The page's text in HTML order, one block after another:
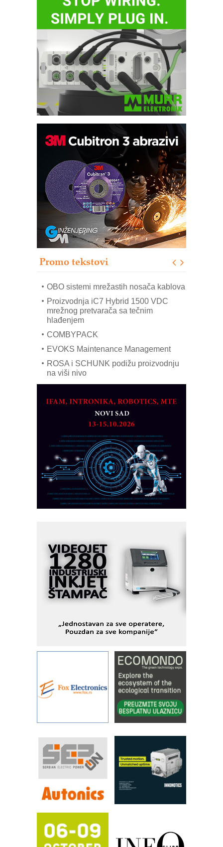
Promo tekstovi
Potpuna efikasnost bez složenih
sistema
Trajna oznaka kao dugoročna korist
Bezbednost na prvom mestu!
IB BLUMENAUER - više od 40 godina
poverenja u industriji
RMQ-TITAN ADVANCED INDICATOR
– Pametna signalizacija za efikasnije
upravljanje mašinama
Mitutoyo Crysta-Apex V PLUS: Nova
OBO sistemi mrežastih nosača kablova
Proizvodnja iC7 Hybrid 1500 VDC
mrežnog pretvarača sa tečnim
hlađenjem
COMBYPACK
EVOKS Maintenance Management
ROSA i SCHUNK podižu proizvodnju
na viši nivo
MAREX - Lim i mašine za savremena
Marcom-plast d.o.o.- vaš pouzdan
partner
CTO - Prilagodite svoju toplinsku
obradu!
Razvoj asortimanskog pravca MINI-
PLC AKYTEC
AUKOM: Svetski standard metrologije
dostupan u Srbiji
I.SAFE MOBILE revolucioniše
industrijsku automatizaciju
pionirskimmobile operator PANEL-OM
Fleksibilno stezanje i brzo
podešavanje u proizvodnji prototipova
KIP KOP – napredna rešenja za
objekte
Alba d.o.o. – 35 godina preciznosti u
IBeRTIM - oprema za ispitivanje
kontrole kvaliteta
STAUFF – Komponente koje
povećavaju pouzdanost hidrauličkih
pouzdanost u transferu fluida
Filtration Group Industrial – Napredna
rešenja za filtraciju u hidrauličkim i
procesnim sistemima
RILINEX kompanije Rittal
FANUC: Najbolje za vašu pametnu
Efikasno upravljanje energijom
Automatizacija pakovanja · Display